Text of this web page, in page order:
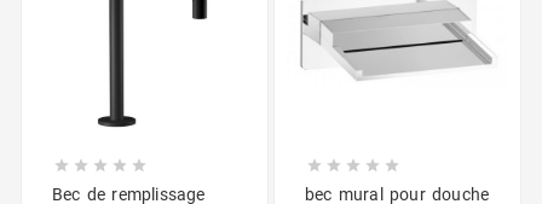
    
Bec de remplissage
    
bec mural pour douche